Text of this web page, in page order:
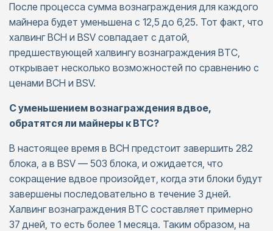
После процесса сумма вознаграждения для каждого
майнера будет уменьшена с 12,5 до 6,25. Тот факт, что
халвинг BCH и BSV совпадает с датой,
предшествующей халвингу вознаграждения BTC,
открывает несколько возможностей по сравнению с
ценами BCH и BSV.
С уменьшением вознаграждения вдвое,
обратятся ли майнеры к BTC?
В настоящее время в BCH предстоит завершить 282
блока, а в BSV — 503 блока, и ожидается, что
сокращение вдвое произойдет, когда эти блоки будут
завершены последовательно в течение 3 дней.
Халвинг вознаграждения BTC составляет примерно
37 дней, то есть более 1 месяца. Таким образом, на